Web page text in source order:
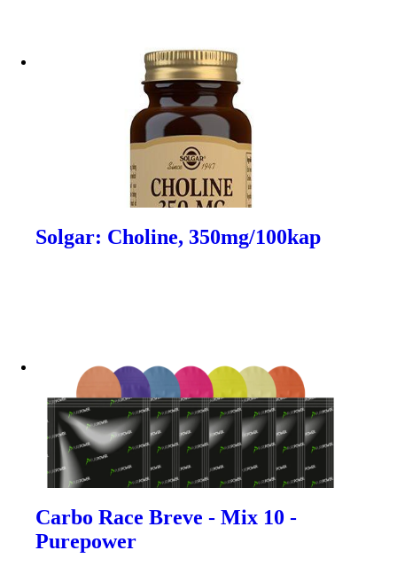
Solgar: Choline, 350mg/100kap
Carbo Race Breve - Mix 10 -
Purepower